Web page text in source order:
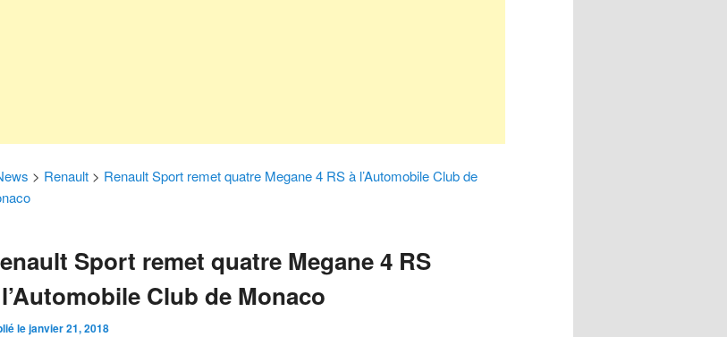
> Renault > Renault Sport remet quatre Megane 4 RS à l’Automobile Club de
Sport remet quatre Megane 4 RS
Club de Monaco
lejanvier 21, 2018